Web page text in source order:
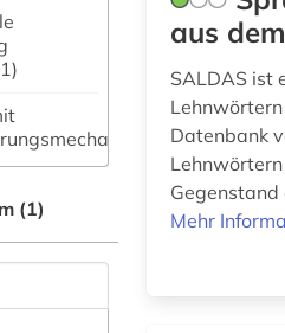
und
(1)
(5)
(0)
(0)
(1)
(1)
reich (1)
(15
)
(1)
aus
SALDAS ist
Datenbank
Mehr